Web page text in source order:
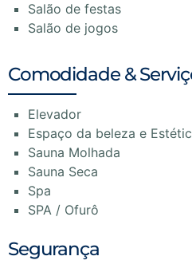
Salão de festas
Salão de jogos
Comodidade &
Elevador
Espaço da beleza e
Sauna Molhada
Sauna Seca
Spa
SPA / Ofurô
Segurança